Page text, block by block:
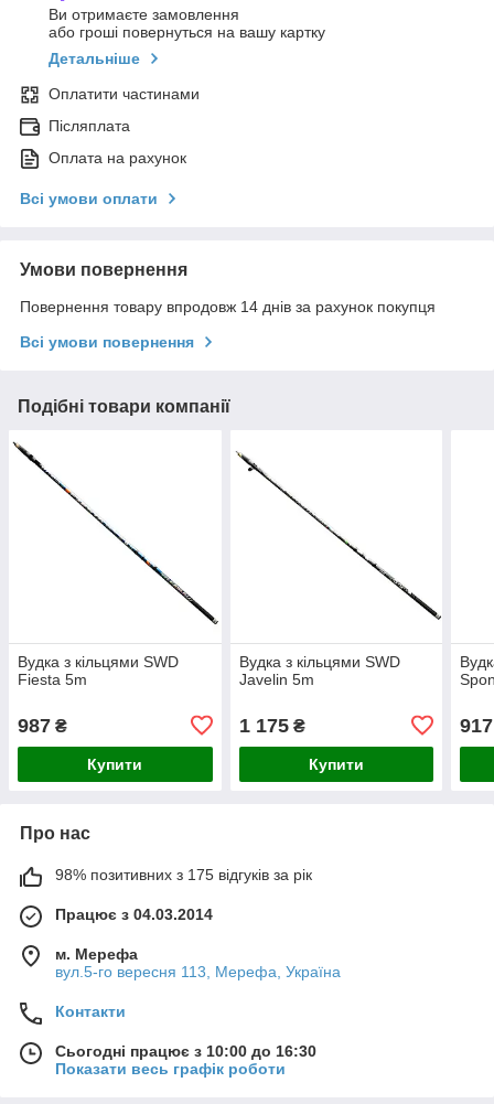
Ви отримаєте замовлення
або гроші повернуться на вашу картку
Детальніше
Оплатити частинами
Післяплата
Оплата на рахунок
Всі умови оплати
Умови повернення
Повернення товару впродовж 14 днів за рахунок покупця
Всі умови повернення
Подібні товари компанії
Вудка з кільцями SWD
Fiesta 5m
987 ₴
Купити
Вудка з кільцями SWD
Javelin 5m
1 175₴
Купити
917
Про нас
98% позитивних з 175 відгуків за рік
Працює з 04.03.2014
м. Мерефа
вул.5-го вересня 113, Мерефа, Україна
Контакти
Сьогодні працює з 10:00 до 16:30
Показати весь графік роботи